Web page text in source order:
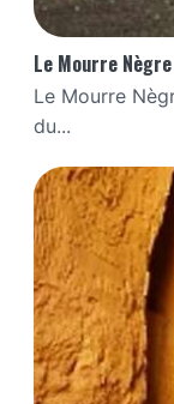
Le Mourre
Le Mourre
du...